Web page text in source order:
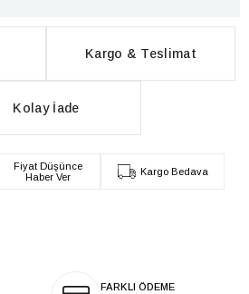
Kargo & Teslimat
Kolay İade
Fiyat Düşünce
Haber Ver
Kargo Bedava
FARKLI ÖDEME